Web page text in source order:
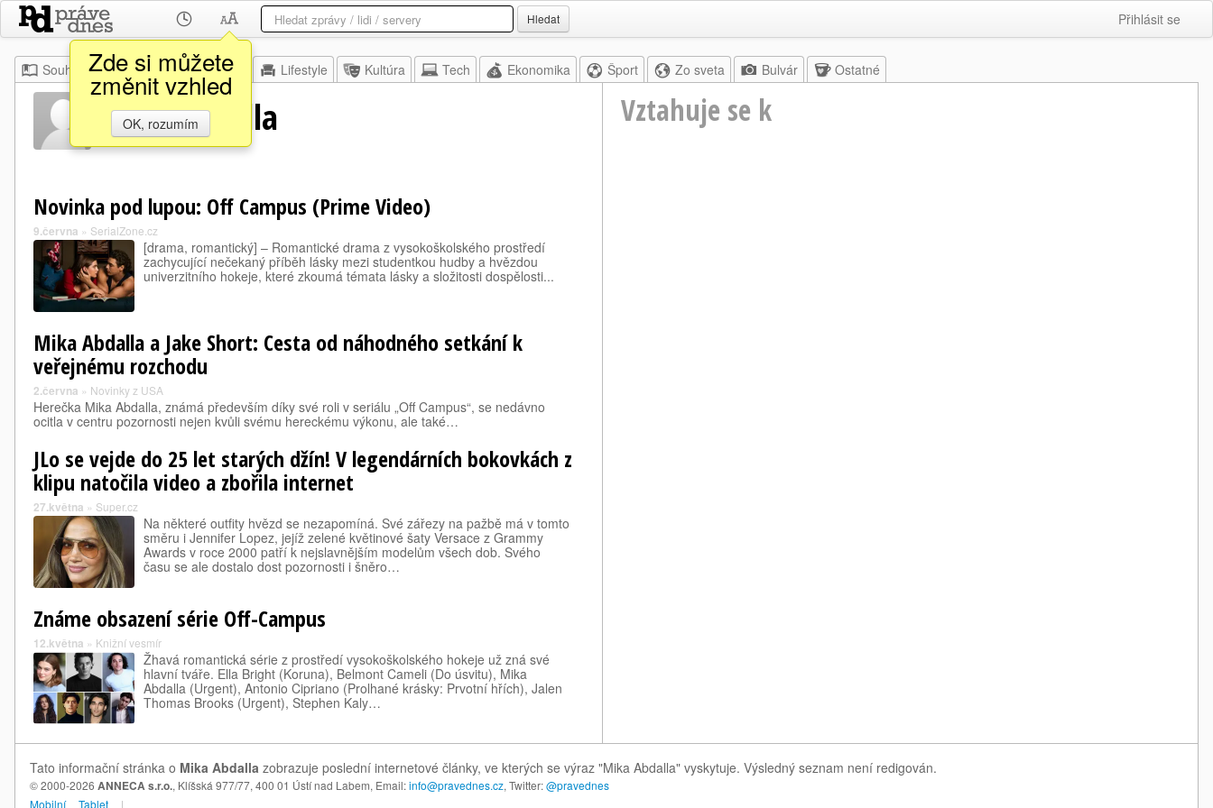
Zde si můžete
změnit vzhled
OK, rozumím
Hledat Přihlásit se
Souhrn Moje Z domova Lifestyle Kultúra Tech Ekonomika Šport Zo sveta Bulvár Ostatné
Mika Abdalla Vztahuje se k
Novinka pod lupou: Off Campus (Prime Video)
9.června » SerialZone.cz
[drama, romantický] – Romantické drama z vysokoškolského prostředí
zachycující nečekaný příběh lásky mezi studentkou hudby a hvězdou
univerzitního hokeje, které zkoumá témata lásky a složitosti dospělosti...
Mika Abdalla a Jake Short: Cesta od náhodného setkání k
veřejnému rozchodu
2.června » Novinky z USA
Herečka Mika Abdalla, známá především díky své roli v seriálu „Off Campus“, se nedávno
ocitla v centru pozornosti nejen kvůli svému hereckému výkonu, ale také…
JLo se vejde do 25 let starých džín! V legendárních bokovkách z
klipu natočila video a zbořila internet
27.května » Super.cz
Na některé outfity hvězd se nezapomíná. Své zářezy na pažbě má v tomto
směru i Jennifer Lopez, jejíž zelené květinové šaty Versace z Grammy
Awards v roce 2000 patří k nejslavnějším modelům všech dob. Svého
času se ale dostalo dost pozornosti i šněro…
Známe obsazení série Off-Campus
12.května » Knižní vesmír
Žhavá romantická série z prostředí vysokoškolského hokeje už zná své
hlavní tváře. Ella Bright (Koruna), Belmont Cameli (Do úsvitu), Mika
Abdalla (Urgent), Antonio Cipriano (Prolhané krásky: Prvotní hřích), Jalen
Thomas Brooks (Urgent), Stephen Kaly…
Tato informační stránka o Mika Abdalla zobrazuje poslední internetové články, ve kterých se výraz "Mika Abdalla" vyskytuje. Výsledný seznam není redigován.
© 2000-2026 ANNECA s.r.o., Klíšská 977/77, 400 01 Ústí nad Labem, Email:info@pravednes.cz, Twitter:@pravednes
Mobilní
Tablet |